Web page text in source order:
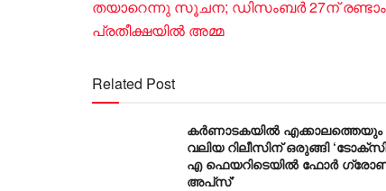
തയാറെന്നു സൂചന; ഡിസംബര്‍ 27ന്
പ്രതീക്ഷയില്‍ അമ്മ
Related Post
കർണാടകയിൽ എക്കാലത്തെയും
വലിയ റിലീസിന് ഒരുങ്ങി
എ ഫെയറിടെയിൽ ഫോർ
അപ്‌സ്’